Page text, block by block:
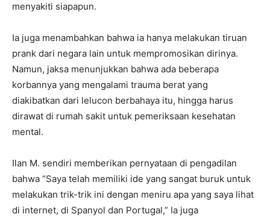
menyakiti siapapun.
Ia juga menambahkan bahwa ia hanya melakukan tiruan
prank dari negara lain untuk mempromosikan dirinya.
Namun, jaksa menunjukkan bahwa ada beberapa
korbannya yang mengalami trauma berat yang
diakibatkan dari lelucon berbahaya itu, hingga harus
dirawat di rumah sakit untuk pemeriksaan kesehatan
mental.
Ilan M. sendiri memberikan pernyataan di pengadilan
bahwa “Saya telah memiliki ide yang sangat buruk untuk
melakukan trik-trik ini dengan meniru apa yang saya lihat
di internet, di Spanyol dan Portugal,” Ia juga